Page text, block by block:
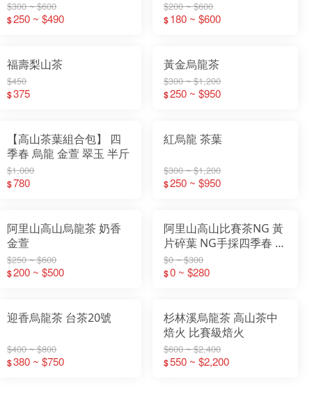
$300 ~ $600
$250 ~ $490
$200 ~ $600
$180 ~ $600
福壽梨山茶
$450
$375
黃金烏龍茶
$300 ~ $1,200
$250 ~ $950
【高山茶葉組合包】 四
季春 烏龍 金萱 翠玉 半斤
$1,000
$780
紅烏龍 茶葉
$300 ~ $1,200
$250 ~ $950
阿里山高山烏龍茶 奶香
金萱
$250 ~ $600
$200 ~ $500
阿里山高山比賽茶NG 黃
片碎葉 NG手採四季春 茶
枝 茶葉 烏龍茶 (300g包)
$0 ~ $300
$0 ~ $280
迎香烏龍茶 台茶20號
$400 ~ $800
$380 ~ $750
杉林溪烏龍茶 高山茶中
焙火 比賽級焙火
$600 ~ $2,400
$550 ~ $2,200